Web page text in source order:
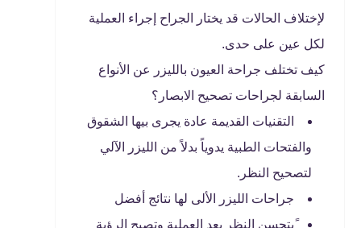
لإختلاف الحالات قد يختار الجراح إجراء العملية
لكل عين على حدى.
كيف تختلف جراحة العيون بالليزر عن الأنواع
السابقة لجراحات تصحيح الابصار؟
التقنيات القديمة عادة يجرى بيها الشقوق
والفتحات الطبية يدوياً بدلاً من الليزر الآلي
لتصحيح النظر.
جراحات الليزر الألى لها نتائج أفضل
ًيتحسن النظر بعد العملية وتصبح الرؤية